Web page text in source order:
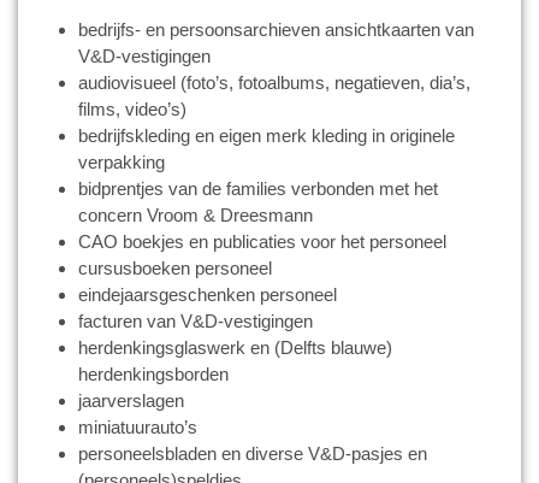
bedrijfs- en persoonsarchieven ansichtkaarten van
V&D-vestigingen
audiovisueel (foto’s, fotoalbums, negatieven, dia’s,
films, video’s)
bedrijfskleding en eigen merk kleding in originele
verpakking
bidprentjes van de families verbonden met het
concern Vroom & Dreesmann
CAO boekjes en publicaties voor het personeel
cursusboeken personeel
eindejaarsgeschenken personeel
facturen van V&D-vestigingen
herdenkingsglaswerk en (Delfts blauwe)
herdenkingsborden
jaarverslagen
miniatuurauto’s
personeelsbladen en diverse V&D-pasjes en